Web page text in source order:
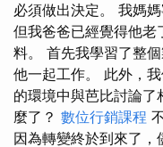
必須做出決定。 我媽
但我爸爸已經覺得他老
料。 首先我學習了整
他一起工作。 此外，
的環境中與芭比討論
麼了？ 數位行銷課程
因為轉變終於到來了